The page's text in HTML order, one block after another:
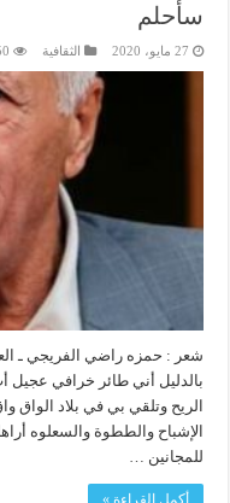
سأحلم
27 مايو، 2020 الثقافية
شعر : حمزه راضي الفريجي ـ
بالدليل أني طائر خرافي عجيل
الريح وتلقي بي في بلاد الواق
الإشباح والططوة والسعلوه
للمجانين …
أكمل القراءة »